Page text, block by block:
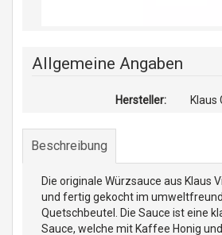
Allgemeine Angaben
Hersteller: Klaus
Beschreibung
Die originale Würzsauce aus Klaus
und fertig gekocht im
Quetschbeutel. Die Sauce ist eine
Sauce, welche mit Kaffee Honig